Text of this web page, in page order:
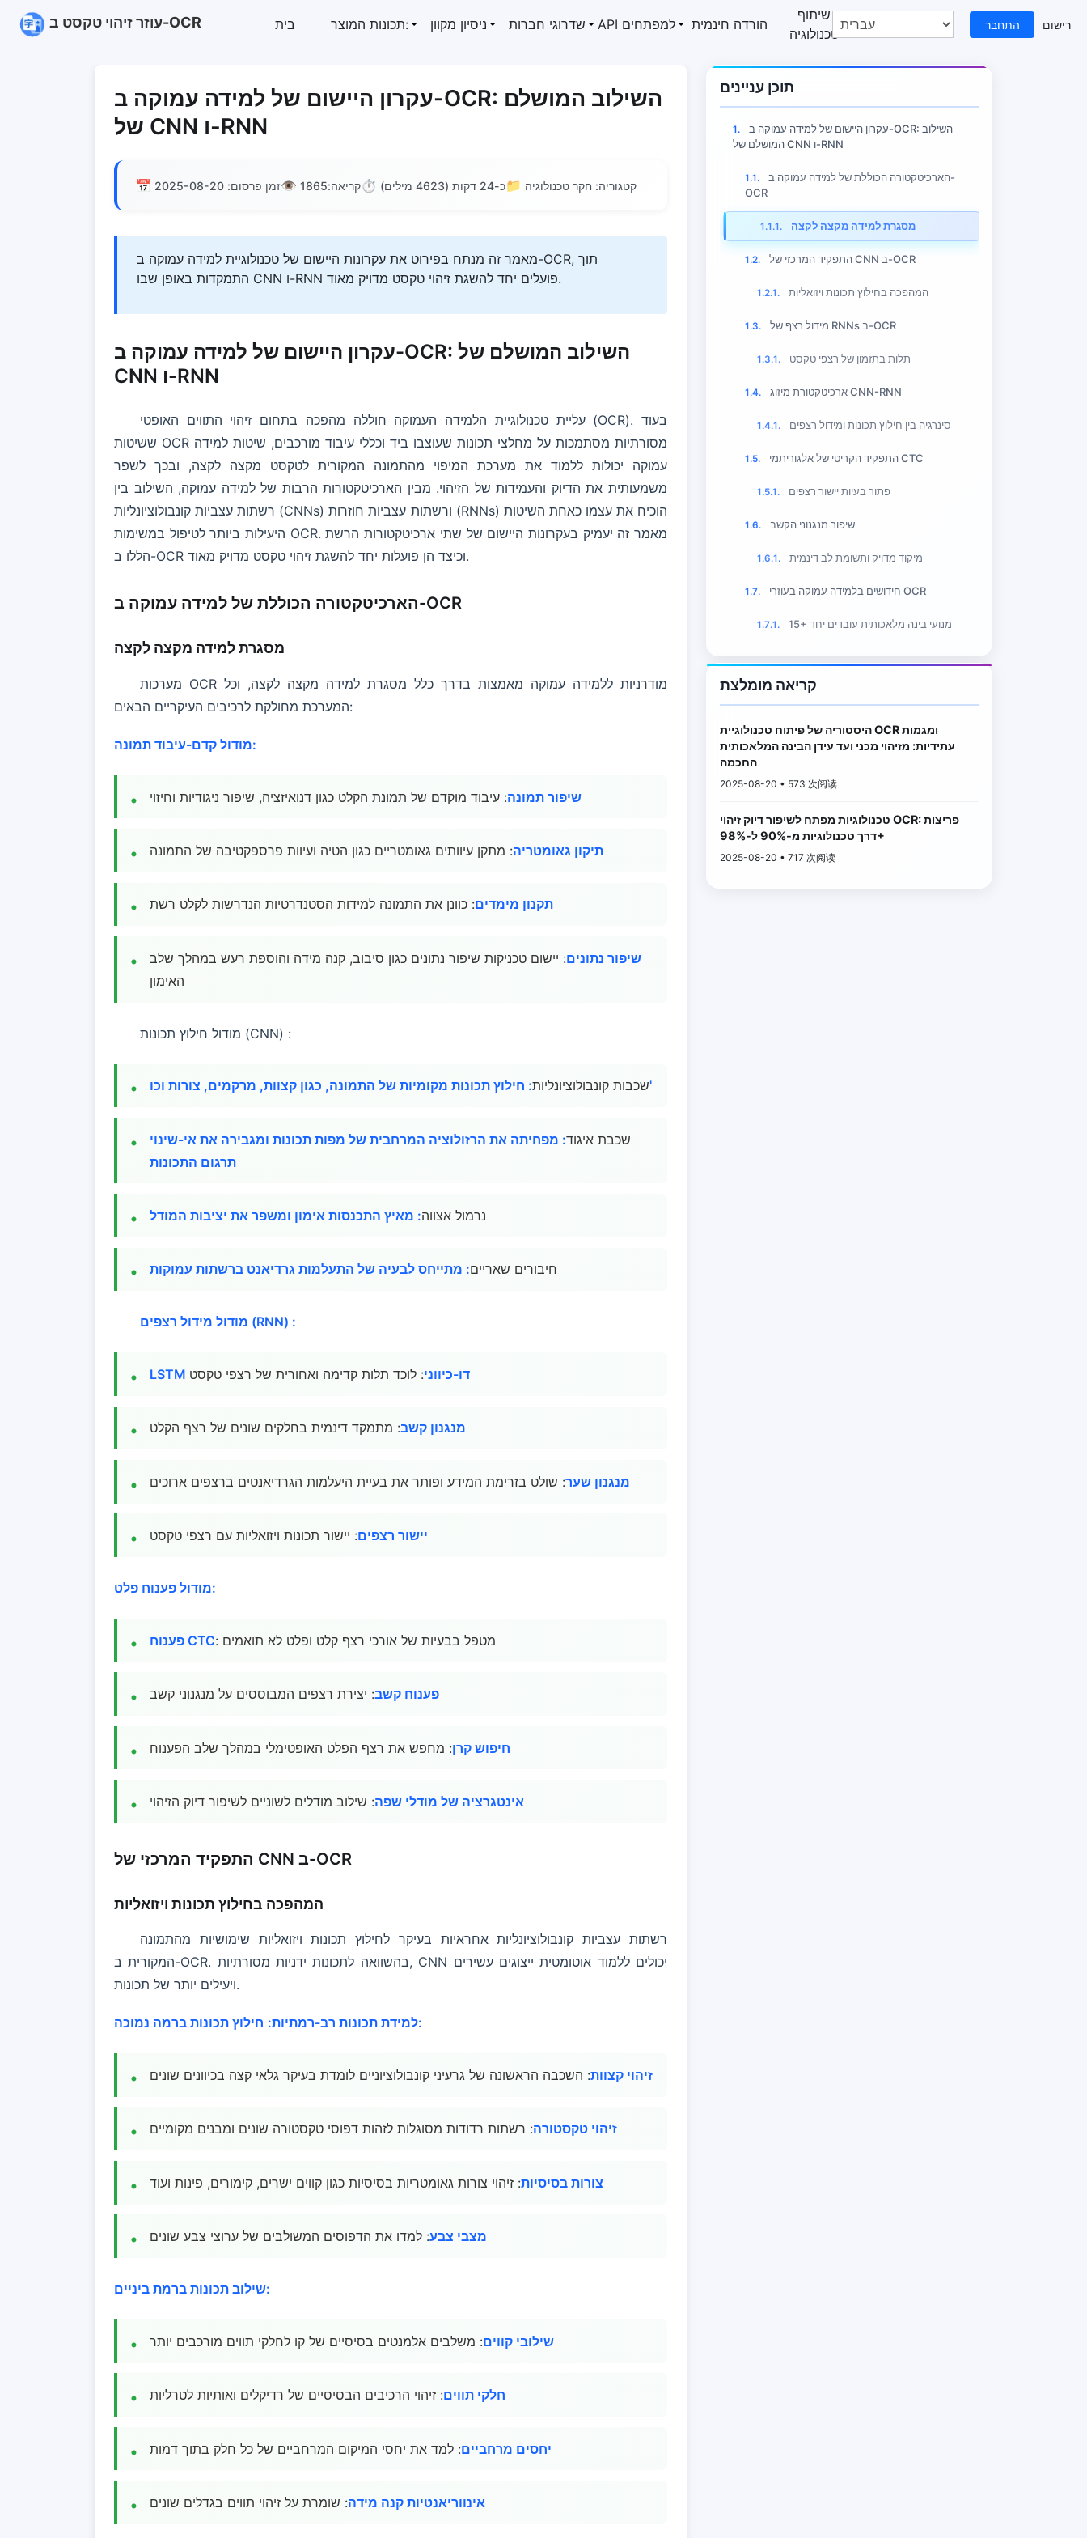
עוזר זיהוי טקסט ב-OCR בית תכונות המוצר: ניסיון מקוון שדרוגי חברות API למפתחים הורדה חינמית
שיתוף
טכנולוגיה
מרכז עזרה התחבר רישום
עקרון היישום של למידה עמוקה ב-OCR: השילוב המושלם
של CNN ו-RNN
📅 זמן פרסום: 2025-08-20👁️ קריאה:1865 ⏱️ כ-24 דקות (4623 מילים)📁 קטגוריה: חקר טכנולוגיה
מאמר זה מנתח בפירוט את עקרונות היישום של טכנולוגיית למידה עמוקה ב-OCR, תוך
התמקדות באופן שבו CNN ו-RNN פועלים יחד להשגת זיהוי טקסט מדויק מאוד.
עקרון היישום של למידה עמוקה ב-OCR: השילוב המושלם של
CNN ו-RNN
עליית טכנולוגיית הלמידה העמוקה חוללה מהפכה בתחום זיהוי התווים האופטי (OCR). בעוד
ששיטות OCR מסורתיות מסתמכות על מחלצי תכונות שעוצבו ביד וכללי עיבוד מורכבים, שיטות למידה
עמוקה יכולות ללמוד את מערכת המיפוי מהתמונה המקורית לטקסט מקצה לקצה, ובכך לשפר
משמעותית את הדיוק והעמידות של הזיהוי. מבין הארכיטקטורות הרבות של למידה עמוקה, השילוב בין
רשתות עצביות קונבולוציונליות (CNNs) ורשתות עצביות חוזרות (RNNs) הוכיח את עצמו כאחת השיטות
היעילות ביותר לטיפול במשימות OCR. מאמר זה יעמיק בעקרונות היישום של שתי ארכיטקטורות הרשת
הללו ב-OCR וכיצד הן פועלות יחד להשגת זיהוי טקסט מדויק מאוד.
הארכיטקטורה הכוללת של למידה עמוקה ב-OCR
מסגרת למידה מקצה לקצה
מערכות OCR מודרניות ללמידה עמוקה מאמצות בדרך כלל מסגרת למידה מקצה לקצה, וכל
המערכת מחולקת לרכיבים העיקריים הבאים:
מודול קדם-עיבוד תמונה:
שיפור תמונה: עיבוד מוקדם של תמונת הקלט כגון דנואיזציה, שיפור ניגודיות וחיזוי
תיקון גאומטריה: מתקן עיוותים גאומטריים כגון הטיה ועיוות פרספקטיבה של התמונה
תקנון מימדים: כוונן את התמונה למידות הסטנדרטיות הנדרשות לקלט רשת
שיפור נתונים: יישום טכניקות שיפור נתונים כגון סיבוב, קנה מידה והוספת רעש במהלך שלב
האימון
מודול חילוץ תכונות (CNN) :
שכבות קונבולוציונליות: חילוץ תכונות מקומיות של התמונה, כגון קצוות, מרקמים, צורות וכו'
שכבת איגוד: מפחיתה את הרזולוציה המרחבית של מפות תכונות ומגבירה את אי-שינוי
תרגום התכונות
נרמול אצווה: מאיץ התכנסות אימון ומשפר את יציבות המודל
חיבורים שאריים: מתייחס לבעיה של התעלמות גרדיאנט ברשתות עמוקות
מודול מידול רצפים (RNN) :
LSTM דו-כיווני: לוכד תלות קדימה ואחורית של רצפי טקסט
מנגנון קשב: מתמקד דינמית בחלקים שונים של רצף הקלט
מנגנון שער: שולט בזרימת המידע ופותר את בעיית היעלמות הגרדיאנטים ברצפים ארוכים
יישור רצפים: יישור תכונות ויזואליות עם רצפי טקסט
מודול פענוח פלט:
פענוח CTC : מטפל בבעיות של אורכי רצף קלט ופלט לא תואמים
פענוח קשב: יצירת רצפים המבוססים על מנגנוני קשב
חיפוש קרן: מחפש את רצף הפלט האופטימלי במהלך שלב הפענוח
אינטגרציה של מודלי שפה: שילוב מודלים לשוניים לשיפור דיוק הזיהוי
התפקיד המרכזי של CNN ב-OCR
המהפכה בחילוץ תכונות ויזואליות
רשתות עצביות קונבולוציונליות אחראיות בעיקר לחילוץ תכונות ויזואליות שימושיות מהתמונה
המקורית ב-OCR. בהשוואה לתכונות ידניות מסורתיות, CNN יכולים ללמוד אוטומטית ייצוגים עשירים
ויעילים יותר של תכונות.
למידת תכונות רב-רמתיות:חילוץ תכונות ברמה נמוכה:
זיהוי קצוות: השכבה הראשונה של גרעיני קונבולוציוניים לומדת בעיקר גלאי קצה בכיוונים שונים
זיהוי טקסטורה: רשתות רדודות מסוגלות לזהות דפוסי טקסטורה שונים ומבנים מקומיים
צורות בסיסיות: זיהוי צורות גאומטריות בסיסיות כגון קווים ישרים, קימורים, פינות ועוד
מצבי צבע: למדו את הדפוסים המשולבים של ערוצי צבע שונים
שילוב תכונות ברמת ביניים:
שילובי קווים: משלבים אלמנטים בסיסיים של קו לחלקי תווים מורכבים יותר
חלקי תווים: זיהוי הרכיבים הבסיסיים של רדיקלים ואותיות לטרליות
יחסים מרחביים: למד את יחסי המיקום המרחביים של כל חלק בתוך דמות
אינווריאנטיות קנה מידה: שומרת על זיהוי תווים בגדלים שונים
תוכן עניינים
1.
עקרון היישום של למידה עמוקה ב-OCR: השילוב
המושלם של CNN ו-RNN
1.1.
הארכיטקטורה הכוללת של למידה עמוקה ב-
OCR
1.1.1. מסגרת למידה מקצה לקצה
1.2. התפקיד המרכזי של CNN ב-OCR
1.2.1. המהפכה בחילוץ תכונות ויזואליות
1.3. מידול רצף של RNNs ב-OCR
1.3.1. תלות בתזמון של רצפי טקסט
1.4. ארכיטקטורת מיזוג CNN-RNN
1.4.1. סינרגיה בין חילוץ תכונות ומידול רצפים
1.5. התפקיד הקריטי של אלגוריתמי CTC
1.5.1. פתור בעיות יישור רצפים
1.6. שיפור מנגנוני הקשב
1.6.1. מיקוד מדויק ותשומת לב דינמית
1.7. חידושים בלמידה עמוקה בעוזרי OCR
1.7.1. 15+ מנועי בינה מלאכותית עובדים יחד
קריאה מומלצת
היסטוריה של פיתוח טכנולוגיית OCR ומגמות
עתידיות: מזיהוי מכני ועד עידן הבינה המלאכותית
החכמה
2025-08-20 • 573 次阅读
טכנולוגיות מפתח לשיפור דיוק זיהוי OCR: פריצות
דרך טכנולוגיות מ-90% ל-98%+
2025-08-20 • 717 次阅读